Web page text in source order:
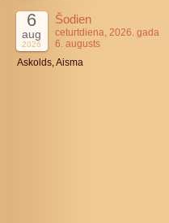
6
aug
2026
Šodien
ceturtdiena, 2026. gada
6. augusts
Askolds, Aisma